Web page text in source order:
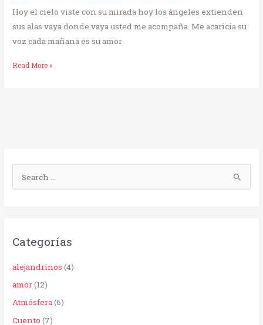
Hoy el cielo viste con su mirada hoy los ángeles extienden
sus alas vaya donde vaya usted me acompaña. Me acaricia su
voz cada mañana es su amor
Read More »
a
o
r
:
Categorías
alejandrinos (4)
amor(12)
Atmósfera(6)
Cuento (7)